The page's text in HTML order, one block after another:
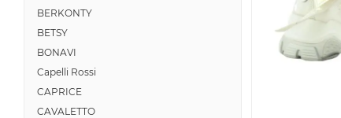
BERKONTY
BETSY
BONAVI
Capelli Rossi
CAPRICE
CAVALETTO